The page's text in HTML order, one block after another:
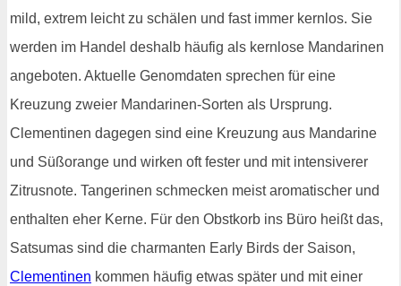
mild, extrem leicht zu schälen und fast immer kernlos. Sie
werden im Handel deshalb häufig als kernlose Mandarinen
angeboten. Aktuelle Genomdaten sprechen für eine
Kreuzung zweier Mandarinen-Sorten als Ursprung.
Clementinen dagegen sind eine Kreuzung aus Mandarine
und Süßorange und wirken oft fester und mit intensiverer
Zitrusnote. Tangerinen schmecken meist aromatischer und
enthalten eher Kerne. Für den Obstkorb ins Büro heißt das,
Satsumas sind die charmanten Early Birds der Saison,
Clementinen kommen häufig etwas später und mit einer